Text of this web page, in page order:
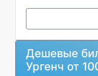
Дешевые
Ургенч от